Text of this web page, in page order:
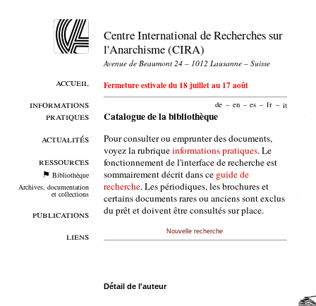
accueil
informations
pratiques
actualités
ressources
Bibliothèque
Archives, documentation
et collections
publications
liens
Centre International de Recherches sur
l'Anarchisme (CIRA)
Avenue de Beaumont 24 – 1012 Lausanne – Suisse
Fermeture estivale du 18 juillet au 17 août
de – en – es – fr – it
Catalogue de la bibliothèque
Pour consulter ou emprunter des documents,
voyez la rubriqueinformations pratiques. Le
fonctionnement de l'interface de recherche est
sommairement décrit dans ce guide de
recherche. Les périodiques, les brochures et
certains documents rares ou anciens sont exclus
du prêt et doivent être consultés sur place.
Nouvelle recherche
Détail de l'auteur